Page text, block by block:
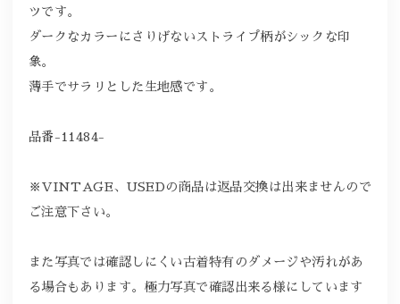
ツです。
ダークなカラーにさりげないストライプ柄がシックな印
象。
薄手でサラリとした生地感です。
品番-11484-
※VINTAGE、USEDの商品は返品交換は出来ませんので
ご注意下さい。
また写真では確認しにくい古着特有のダメージや汚れがあ
る場合もあります。極力写真で確認出来る様にしています